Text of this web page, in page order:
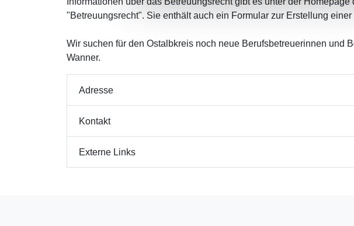
"Betreuungsrecht". Sie enthält auch ein Formular zur Erstellung
Wir suchen für den Ostalbkreis noch neue Berufsbetreuerinnen und
Wanner.
Adresse
Kontakt
Externe Links